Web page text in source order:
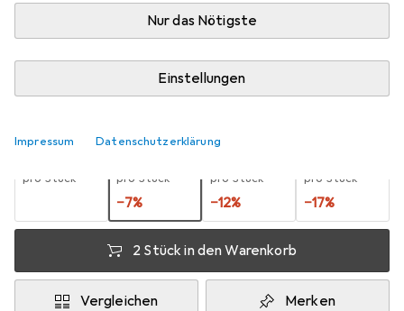
Nur das Nötigste
Einstellungen
Impressum Datenschutzerklärung
Zwischen Fr, 14.8. und Fr, 21.8. geliefert
8 Stück an Lager beim Lieferanten
Benachrichtigen, wenn schneller verfügbar
1 Stück
pro Stück
pro Stück
−7%
3 Stück
pro Stück
−12%
pro Stück
−17%
2 Stück in den Warenkorb
Vergleichen Merken